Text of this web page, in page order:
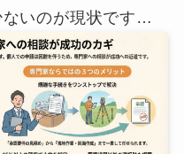
ないのが現状です…